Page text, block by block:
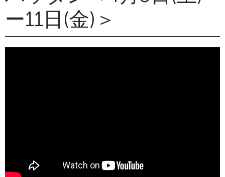
ー11日(金)＞